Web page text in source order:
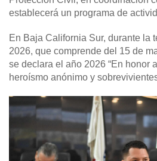
establecerá un programa de
En Baja California Sur, durante la
2026, que comprende del 15 de
se declara el año 2026 “En honor
heroísmo anónimo y